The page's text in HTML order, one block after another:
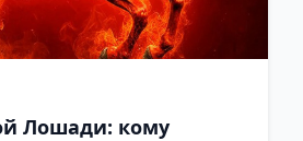
Лошади: кому